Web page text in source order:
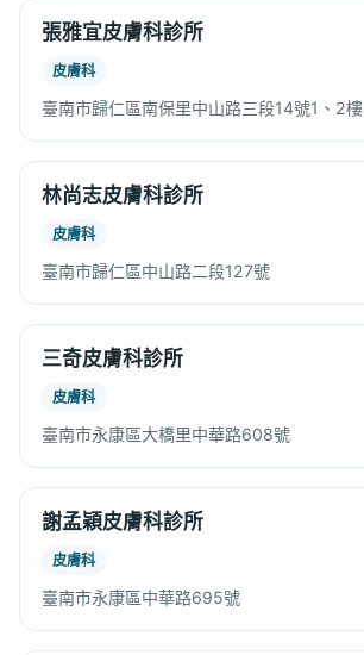
張雅宜皮膚科診所
皮膚科
臺南市歸仁區南保里中山路三段14號1、2樓
林尚志皮膚科診所
皮膚科
臺南市歸仁區中山路二段127號
三奇皮膚科診所
皮膚科
臺南市永康區大橋里中華路608號
謝孟穎皮膚科診所
皮膚科
臺南市永康區中華路695號